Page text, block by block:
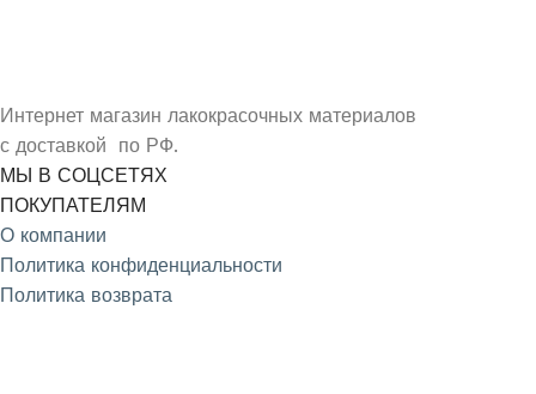
Интернет магазин лакокрасочных материалов
с доставкой по РФ.
МЫ В СОЦСЕТЯХ
ПОКУПАТЕЛЯМ
О компании
Политика конфиденциальности
Политика возврата